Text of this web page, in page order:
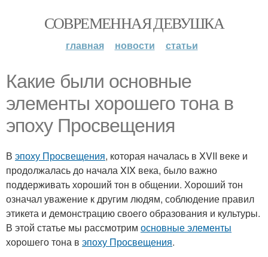
СОВРЕМЕННАЯ ДЕВУШКА
главная новости статьи
Какие были основные
элементы хорошего тона в
эпоху Просвещения
В эпоху Просвещения, которая началась в XVII веке и
продолжалась до начала XIX века, было важно
поддерживать хороший тон в общении. Хороший тон
означал уважение к другим людям, соблюдение правил
этикета и демонстрацию своего образования и культуры.
В этой статье мы рассмотрим основные элементы
хорошего тона в эпоху Просвещения.